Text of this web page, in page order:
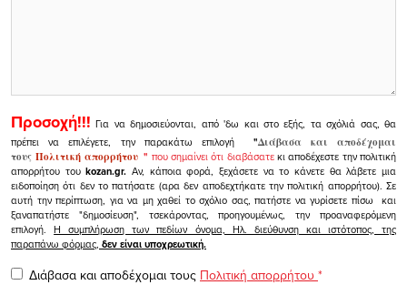
Προσοχή!!! Για να δημοσιεύονται, από 'δω και στο εξής, τα σχόλιά σας, θα
πρέπει να επιλέγετε, την παρακάτω επιλογή
"Διάβασα και αποδέχομαι
τουςΠολιτική απορρήτου" που σημαίνει ότι διαβάσατεκι αποδέχεστε την πολιτική
απορρήτου τουkozan.gr. Αν, κάποια φορά, ξεχάσετε να το κάνετε θα λάβετε μια
ειδοποίηση ότι δεν το πατήσατε (αρα δεν αποδεχτήκατε την πολιτική απορρήτου). Σε
αυτή την περίπτωση, για να μη χαθεί το σχόλιο σας, πατήστε να γυρίσετε πίσω και
ξαναπατήστε "δημοσίευση", τσεκάροντας, προηγουμένως, την προαναφερόμενη
επιλογή.Η συμπλήρωση των πεδίων όνομα, Ηλ. διεύθυνση και ιστότοπος, της
παραπάνω φόρμας, δεν είναι υποχρεωτική.
Διάβασα και αποδέχομαι τους Πολιτική απορρήτου *